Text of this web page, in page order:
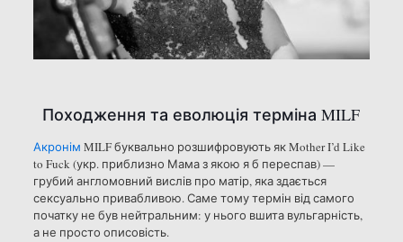
Походження та еволюція терміна MILF
Акронім MILF буквально розшифровують як Mother I’d Like
to Fuck (укр. приблизно Мама з якою я б переспав) —
грубий англомовний вислів про матір, яка здається
сексуально привабливою. Саме тому термін від самого
початку не був нейтральним: у нього вшита вульгарність,
а не просто описовість.